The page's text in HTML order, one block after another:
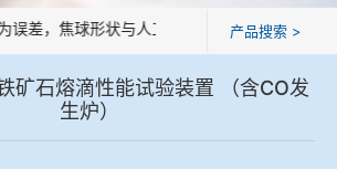
设备
，焦球形状与人工制焦球法一致或优于人工制
产品搜索 >
矿石熔滴性能试验装置 （含CO发
生炉）